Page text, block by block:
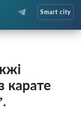
Smart city
карате